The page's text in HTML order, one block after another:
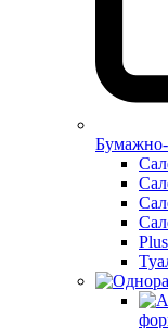
Бумажно-